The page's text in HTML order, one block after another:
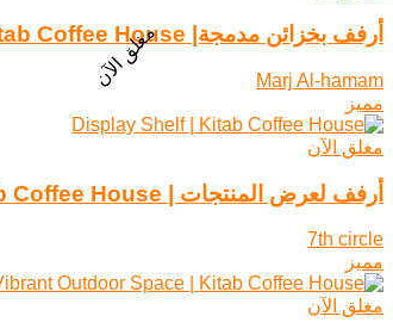
أرفف بخزائن مدمجة| Kitab Coffee House
Marj Al-hamam
مميز
مغلق الآن
أرفف لعرض المنتجات | Kitab Coffee House
7th circle
مميز
مغلق الآن
مغلق الآن